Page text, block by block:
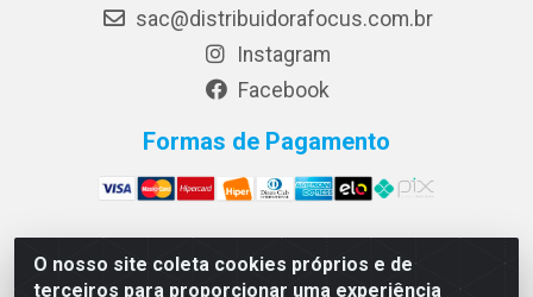
O nosso site coleta cookies próprios e de
terceiros para proporcionar uma experiência
sac@distribuidorafocus.com.br
Instagram
Facebook
Formas de Pagamento
Focus Distribuidora LTDA - Rua Republica Eslovaca, 1121